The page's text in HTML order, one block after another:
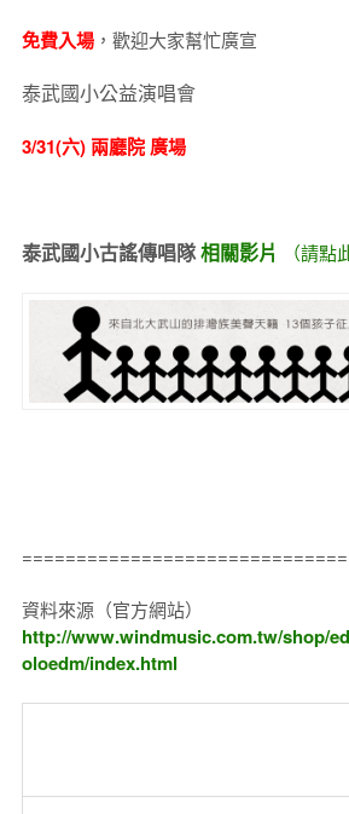
免費入場，歡迎大家幫忙廣宣
泰武國小公益演唱會
3/31(六) 兩廳院 廣場
泰武國小古謠傳唱隊相關影片 （請點
資料來源（官方網站）
http://www.windmusic.com.tw/shop/
oloedm/index.html